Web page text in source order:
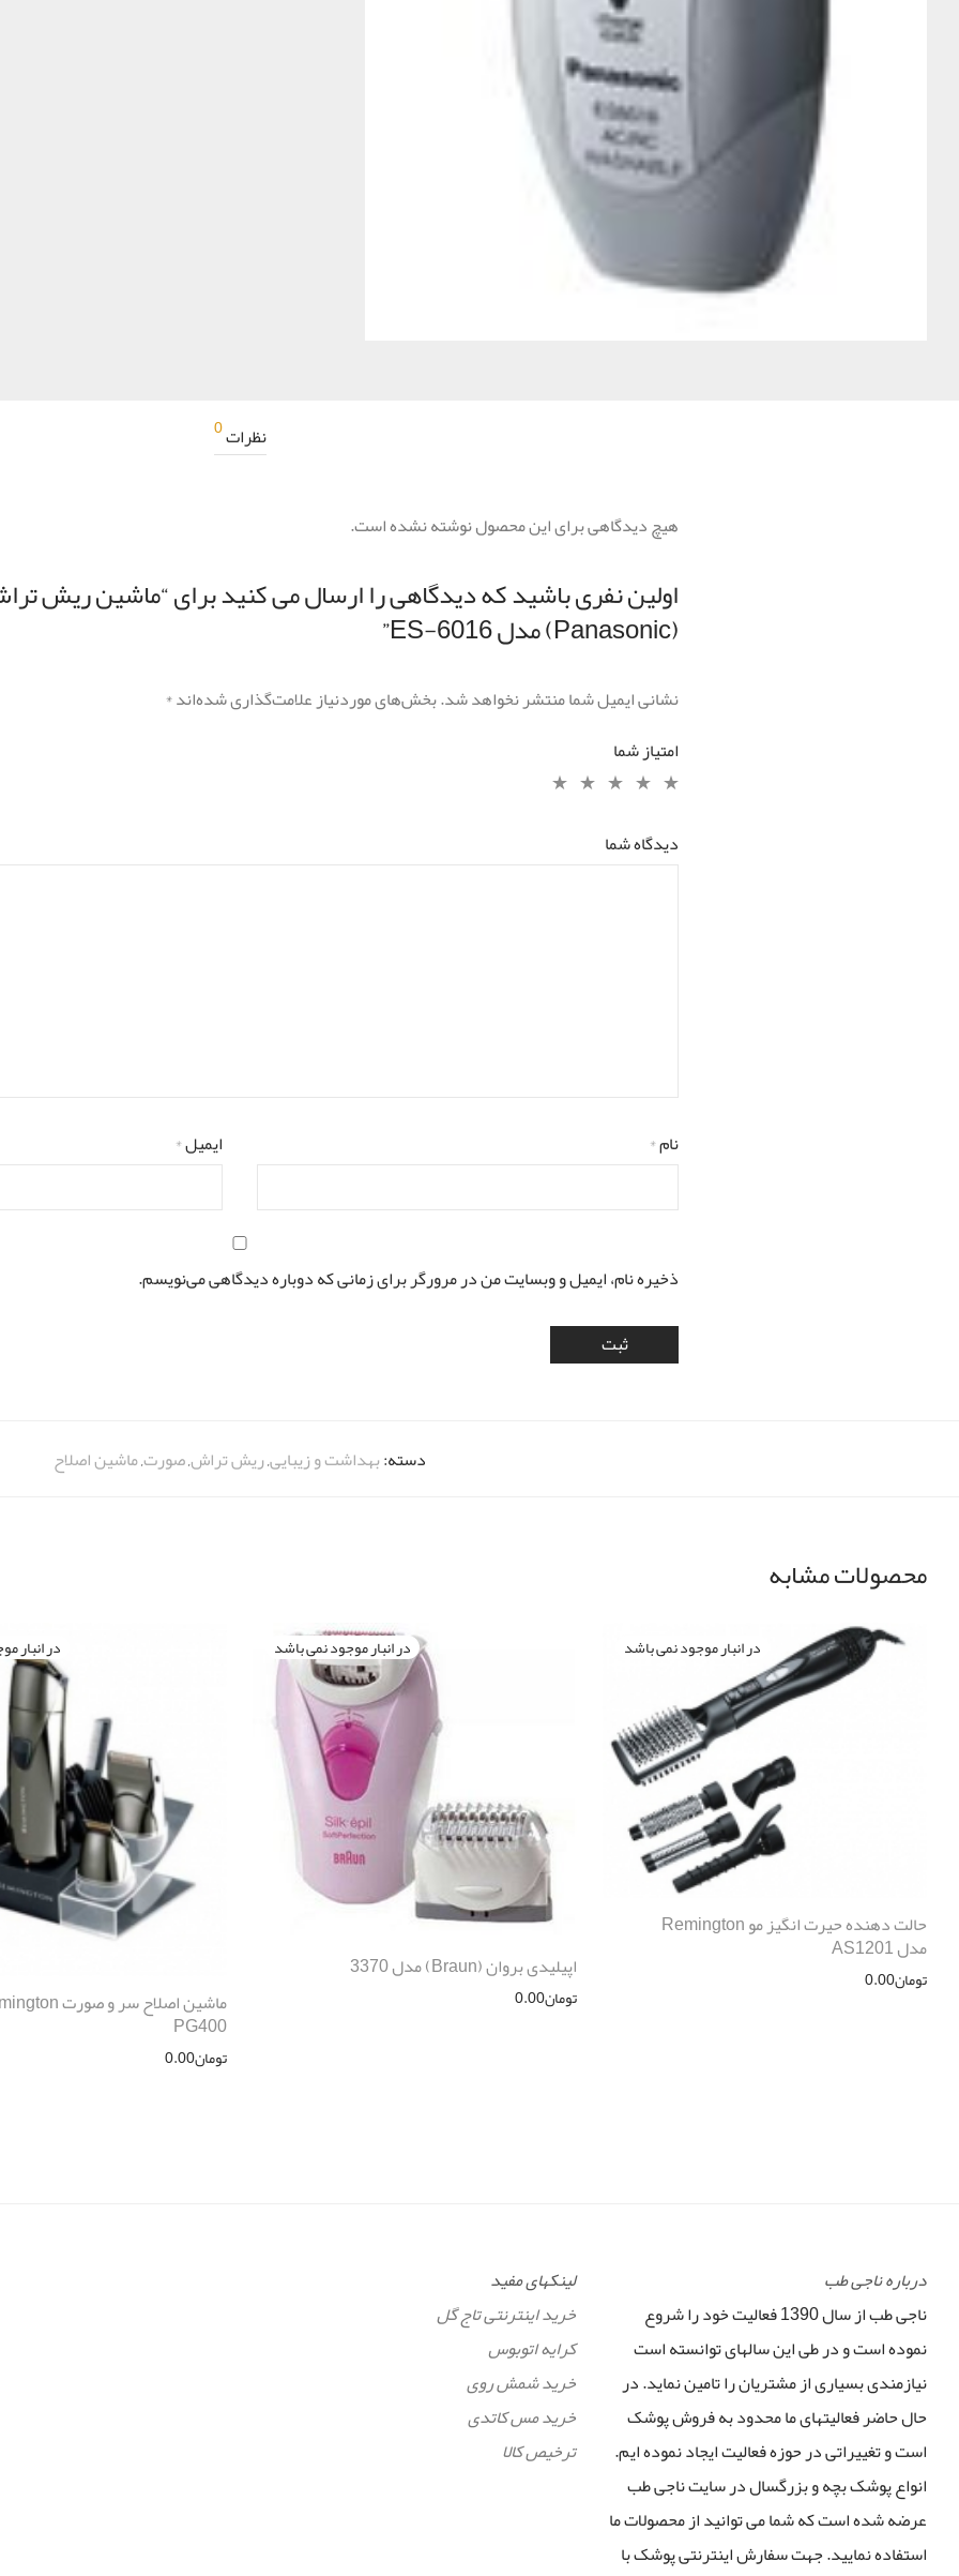
نظرات0
هیچ دیدگاهی برای این محصول نوشته نشده است.
اولین نفری باشید که دیدگاهی را ارسال می کنید برای “ماشین ریش
(Panasonic) مدل ES-6016”
نشانی ایمیل شما منتشر نخواهد شد.بخش‌های موردنیاز علامت‌گذاری شده‌اند*
امتیاز شما
دیدگاه شما
نام* ایمیل*
ذخیره نام، ایمیل و وبسایت من در مرورگر برای زمانی که دوباره دیدگاهی می‌نویسم.
دسته:بهداشت و زیبایی,ریش تراش,صورت,ماشین اصلاح
محصولات مشابه
حالت دهنده حیرت انگیز مو Remington
مدل AS1201
تومان0.00 اپیلیدی بروان (Braun) مدل 3370
تومان0.00
PG400‎
تومان0.00
درباره ناجی طب
ناجی طب از سال 1390 فعالیت خود را شروع
نموده است و در طی این سالهای توانسته است
نیازمندی بسیاری از مشتریان را تامین نماید. در
حال حاضر فعالیتهای ما محدود به فروش پوشک
است و تغییراتی در حوزه فعالیت ایجاد نموده ایم.
انواع پوشک بچه و بزرگسال در سایت ناجی طب
عرضه شده است که شما می توانید از محصولات ما
استفاده نمایید. جهت سفارش اینترنتی پوشک با
لینکهای مفید
خرید اینترنتی تاج گل
کرایه اتوبوس
خرید شمش روی
خرید مس کاتدی
ترخیص کالا